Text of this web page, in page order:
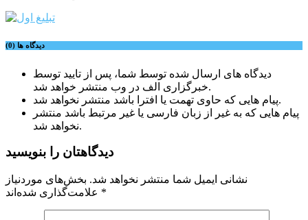
دیدگاه ها (0)
دیدگاه های ارسال شده توسط شما، پس از تایید توسط
خبرگزاری الف در وب منتشر خواهد شد.
پیام هایی که حاوی تهمت یا افترا باشد منتشر نخواهد شد.
پیام هایی که به غیر از زبان فارسی یا غیر مرتبط باشد منتشر
نخواهد شد.
دیدگاهتان را بنویسید
نشانی ایمیل شما منتشر نخواهد شد. بخش‌های موردنیاز
*